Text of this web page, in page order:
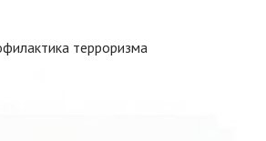
терроризма